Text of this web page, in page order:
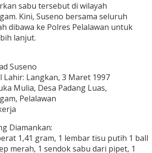
sabu tersebut di wilayah
Kini, Suseno bersama seluruh
dibawa ke Polres Pelalawan untuk
lanjut.
Suseno
Lahir: Langkan, 3 Maret 1997
Mulia, Desa Padang Luas,
Pelalawan
Diamankan:
1,41 gram, 1 lembar tisu putih 1 ball
merah, 1 sendok sabu dari pipet, 1